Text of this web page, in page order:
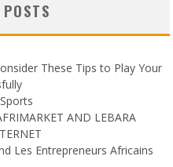
These Tips to Play Your
AND LEBARA
Les Entrepreneurs Africains